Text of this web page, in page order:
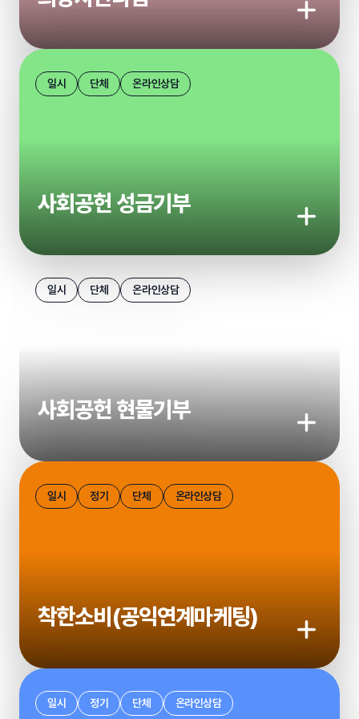
기부하기
일시 단체 온라인상담
사회공헌 성금기부
기부하기
일시 단체 온라인상담
사회공헌 현물기부
기부하기
일시 정기 단체 온라인상담
착한소비(공익연계마케팅)
기부하기
일시 정기 단체 온라인상담